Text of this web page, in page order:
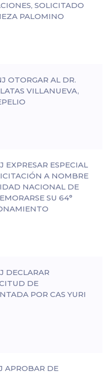
SOLICITADO
PALOMINO
OTORGAR AL DR.
VILLANUEVA,
ESPECIAL
A NOMBRE
NACIONAL DE
SU 64°
DECLARAR
DE
POR CAS YURI
APROBAR DE